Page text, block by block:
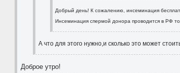
Добрый день! К сожалению, инсеминация
Инсеминация спермой донора проводится в РФ
А что для этого нужно,и сколько это может
Доброе утро!